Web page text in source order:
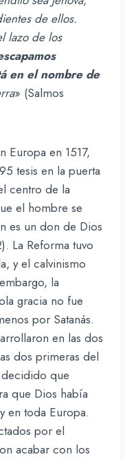
de ellos.
lazo de los
en el nombre de
» (Salmos
Europa en 1517,
tesis en la puerta
centro de la
el hombre se
es un don de Dios
La Reforma tuvo
y el calvinismo
la
gracia no fue
por Satanás.
en las dos
dos primeras del
decidido que
que Dios había
en toda Europa.
por el
acabar con los